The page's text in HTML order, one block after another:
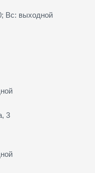
Вс: выходной
3